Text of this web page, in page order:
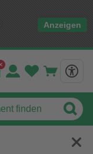
Anzeigen